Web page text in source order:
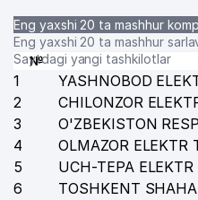
Eng yaxshi 20 ta mashhur
Eng yaxshi 20 ta mashhur
Saytdagi yangi tashkilotlar
№
1 YASHNOBOD
2
CHILONZOR
3
O'ZBEKISTON
4
OLMAZOR ELEKTR
5
UCH-TEPA
6
TOSHKENT